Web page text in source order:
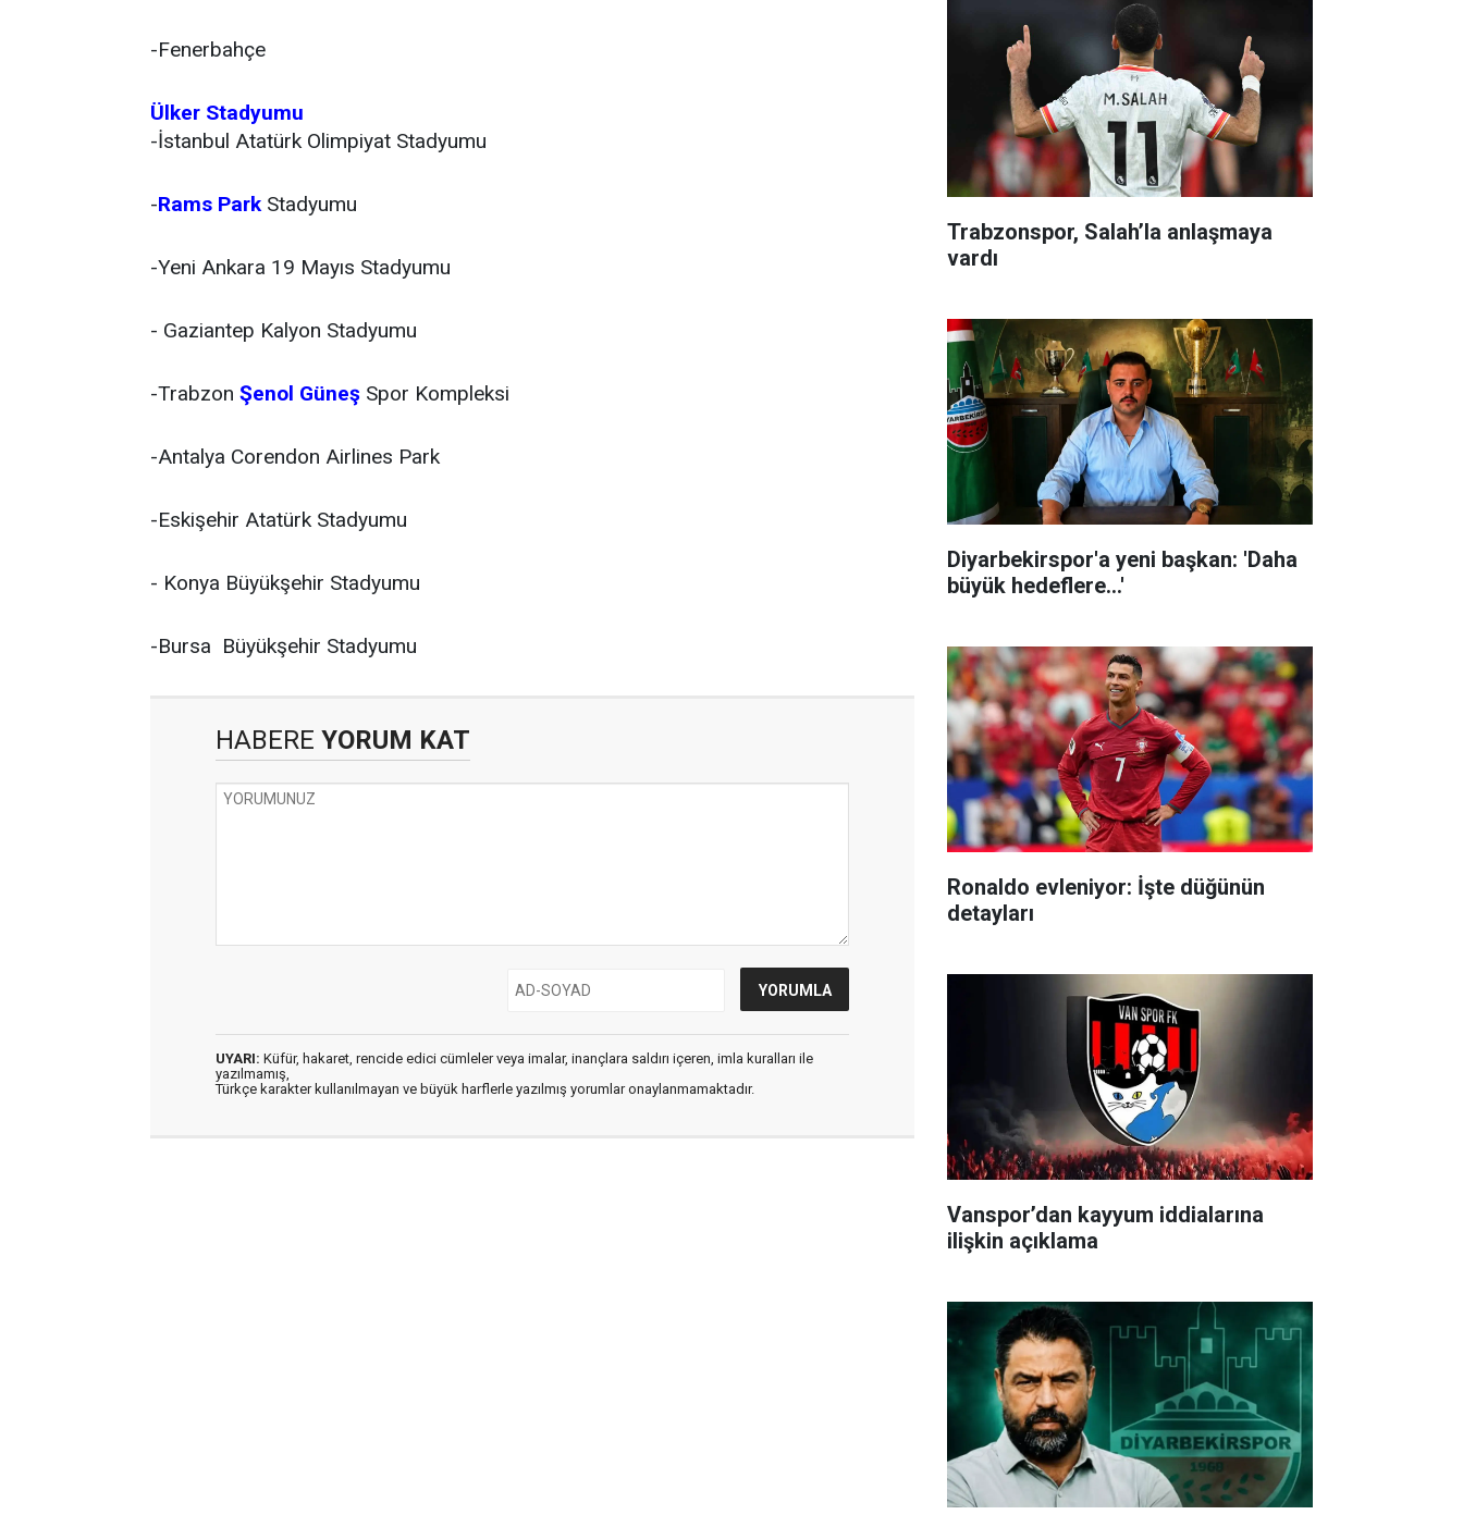
-Fenerbahçe
Ülker Stadyumu
-İstanbul Atatürk Olimpiyat Stadyumu
-Rams ParkStadyumu
-Yeni Ankara 19 Mayıs Stadyumu
- Gaziantep Kalyon Stadyumu
-Trabzon Şenol Güneş Spor Kompleksi
-Antalya Corendon Airlines Park
-Eskişehir Atatürk Stadyumu
- Konya Büyükşehir Stadyumu
-Bursa Büyükşehir Stadyumu
HABERE YORUM KAT
UYARI: Küfür, hakaret, rencide edici cümleler veya imalar, inançlara saldırı içeren, imla kuralları ile
yazılmamış,
Türkçe karakter kullanılmayan ve büyük harflerle yazılmış yorumlar onaylanmamaktadır.
Trabzonspor, Salah’la anlaşmaya
vardı
Diyarbekirspor'a yeni başkan: 'Daha
büyük hedeflere...'
Ronaldo evleniyor: İşte düğünün
detayları
Vanspor’dan kayyum iddialarına
ilişkin açıklama